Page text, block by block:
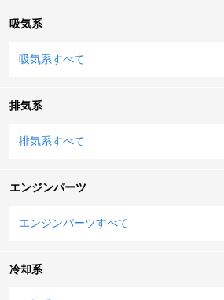
吸気系
吸気系すべて
排気系
排気系すべて
エンジンパーツ
エンジンパーツすべて
冷却系